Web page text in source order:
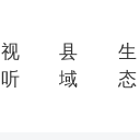
视
听
县
域
生
态